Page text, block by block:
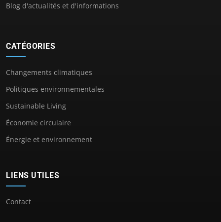
Blog d'actualités et d'informations
CATÉGORIES
Changements climatiques
Politiques environnementales
Sustainable Living
Économie circulaire
Énergie et environnement
LIENS UTILES
Contact